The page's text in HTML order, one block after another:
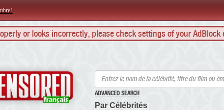
or looks incorrectly, please check settings of your AdBlock
ADVANCED SEARCH
Par Célébrités